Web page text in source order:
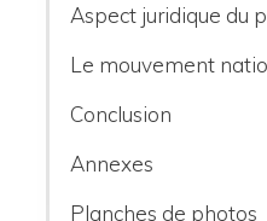
Aspect juridique du
Le mouvement
Conclusion
Annexes
Planches de photos